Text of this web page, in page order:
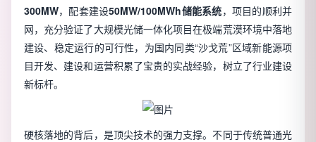
300MW，配套建设50MW/100MWh储能系统，项目的顺利并
网，充分验证了大规模光储一体化项目在极端荒漠环境中落地
建设、稳定运行的可行性，为国内同类“沙戈荒”区域新能源项
目开发、建设和运营积累了宝贵的实战经验，树立了行业建设
新标杆。
硬核落地的背后，是顶尖技术的强力支撑。不同于传统普通光